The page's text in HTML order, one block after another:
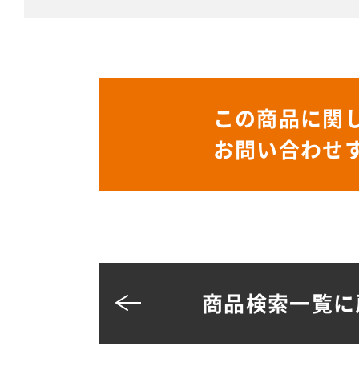
この商品に関
お問い合わせ
商品検索一覧